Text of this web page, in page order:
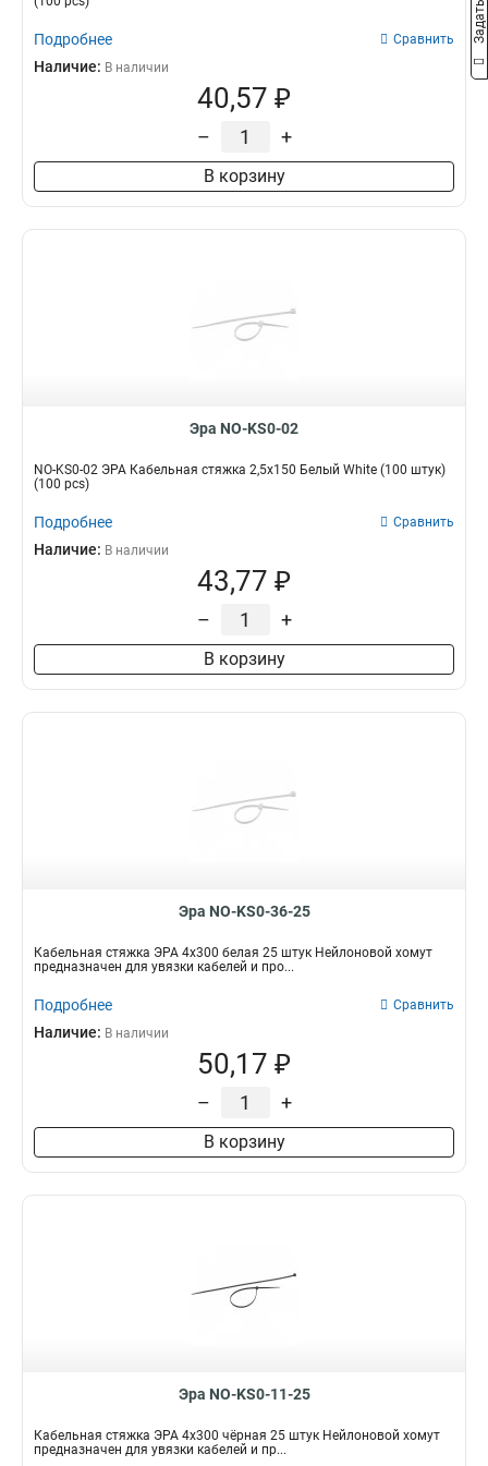
Подробнее Сравнить
Наличие: В наличии
40,57 ₽
– +
В корзину
Эра NO-KS0-02
NO-KS0-02 ЭРА Кабельная стяжка 2,5х150 Белый White (100 штук)
(100 pcs)
Подробнее Сравнить
Наличие: В наличии
43,77 ₽
– +
В корзину
Эра NO-KS0-36-25
Кабельная стяжка ЭРА 4x300 белая 25 штук Нейлоновой хомут
предназначен для увязки кабелей и про...
Подробнее Сравнить
Наличие: В наличии
50,17 ₽
– +
В корзину
Эра NO-KS0-11-25
Кабельная стяжка ЭРА 4x300 чёрная 25 штук Нейлоновой хомут
предназначен для увязки кабелей и пр...